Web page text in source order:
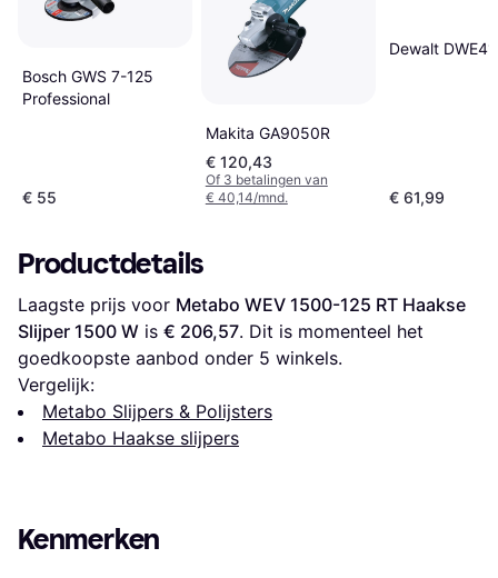
Bosch GWS 7-125
Professional
€ 55
Makita GA9050R
€ 120,43
Of 3 betalingen van
€ 40,14/mnd.
Dewalt
€ 61,99
Productdetails
Laagste prijs voor Metabo WEV 1500-125 RT Haakse
Slijper 1500 W is € 206,57. Dit is momenteel het
goedkoopste aanbod onder 5 winkels.
Vergelijk:
Metabo Slijpers & Polijsters
Metabo Haakse slijpers
Kenmerken